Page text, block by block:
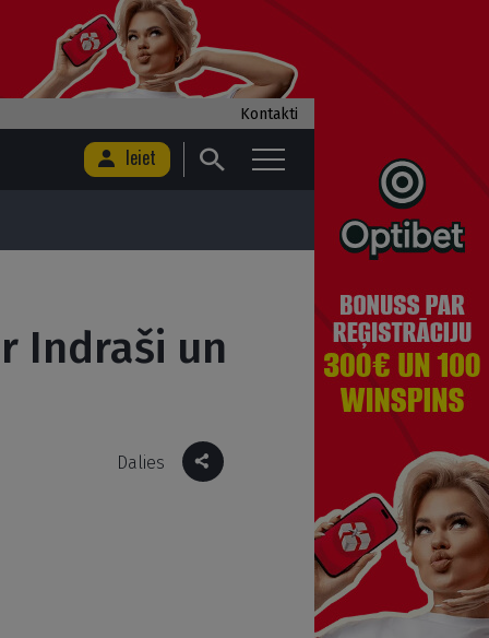
Kontakti
Ieiet
Indraši un
Dalies